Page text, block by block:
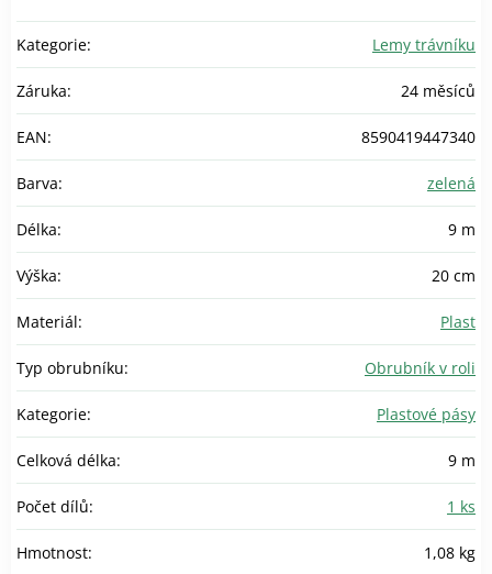
Kategorie: Lemy trávníku
Záruka: 24 měsíců
EAN: 8590419447340
Barva: zelená
Délka: 9 m
Výška: 20 cm
Materiál: Plast
Typ obrubníku: Obrubník v roli
Kategorie: Plastové pásy
Celková délka: 9 m
Počet dílů: 1 ks
Hmotnost: 1,08 kg